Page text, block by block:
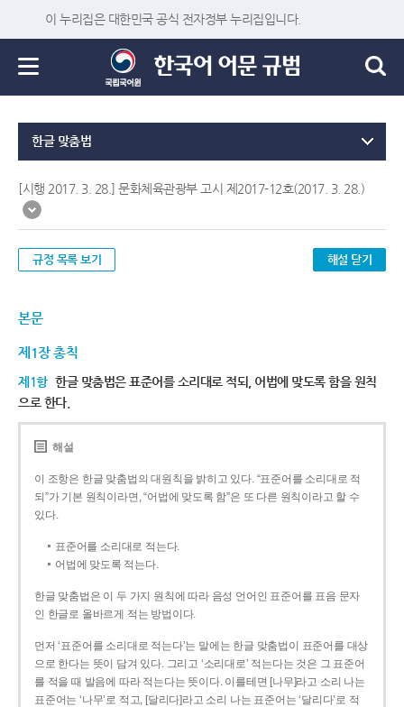
이 누리집은 대한민국 공식 전자정부 누리집입니다.
한글 맞춤법
[시행 2017. 3. 28.] 문화체육관광부 고시 제2017-12호(2017. 3. 28.)
규정 목록 보기 해설 닫기
본문
제1장 총칙
제1항 한글 맞춤법은 표준어를 소리대로 적되, 어법에 맞도록 함을 원칙
으로 한다.
해설
이 조항은 한글 맞춤법의 대원칙을 밝히고 있다. “표준어를 소리대로 적
되”가 기본 원칙이라면, “어법에 맞도록 함”은 또 다른 원칙이라고 할 수
있다.
표준어를 소리대로 적는다.
어법에 맞도록 적는다.
한글 맞춤법은 이 두 가지 원칙에 따라 음성 언어인 표준어를 표음 문자
인 한글로 올바르게 적는 방법이다.
먼저 ‘표준어를 소리대로 적는다’는 말에는 한글 맞춤법이 표준어를 대상
으로 한다는 뜻이 담겨 있다. 그리고 ‘소리대로’ 적는다는 것은 그 표준어
를 적을 때 발음에 따라 적는다는 뜻이다. 이를테면 [나무]라고 소리 나는
표준어는 ‘나무’로 적고, [달리다]라고 소리 나는 표준어는 ‘달리다’로 적